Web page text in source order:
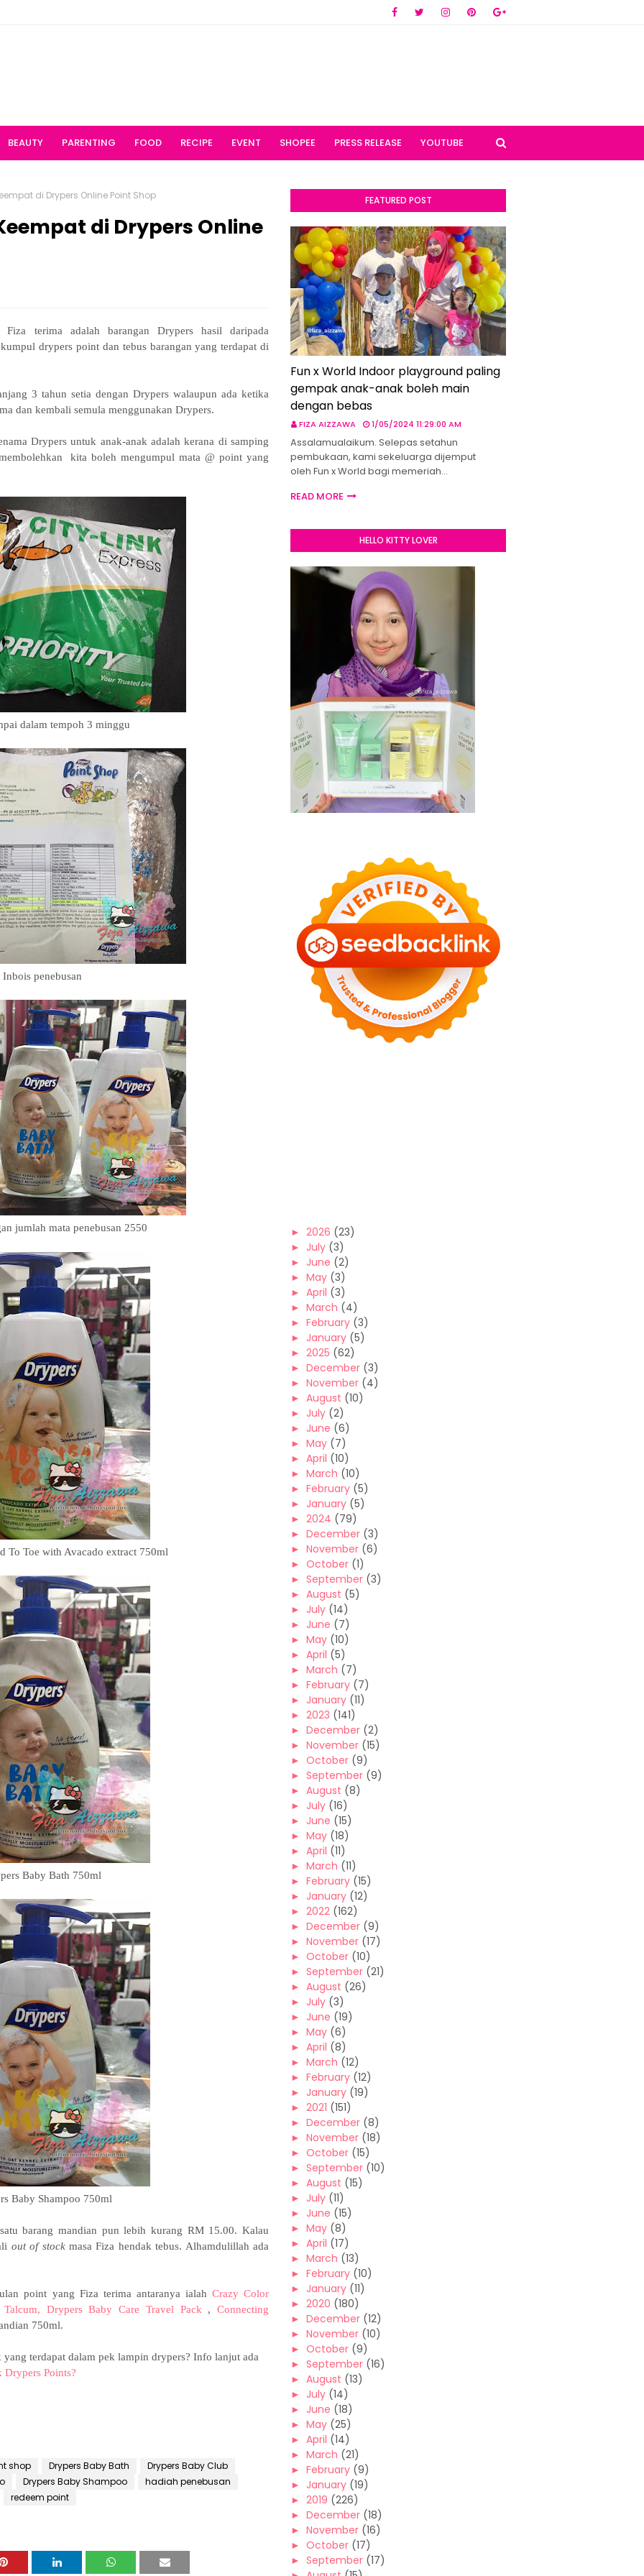
BEAUTY PARENTING FOOD RECIPE EVENT SHOPEE PRESS RELEASE YOUTUBE
di Drypers Online Point Shop
di Drypers Online
Fiza terima adalah barangan Drypers hasil daripada
drypers point dan tebus barangan yang terdapat di
3 tahun setia dengan Drypers walaupun ada ketika
dan kembali semula menggunakan Drypers.
Drypers untuk anak-anak adalah kerana di samping
kita boleh mengumpul mata @ point yang
dalam tempoh 3 minggu
Inbois penebusan
jumlah mata penebusan 2550
To Toe with Avacado extract 750ml
Baby Bath 750ml
Baby Shampoo 750ml
barang mandian pun lebih kurang RM 15.00. Kalau
out of stockmasa Fiza hendak tebus. Alhamdulillah ada
point yang Fiza terima antaranya ialah Crazy Color
Drypers Baby Care Travel Pack , Connecting
750ml.
terdapat dalam pek lampin drypers? Info lanjut ada
Points?
shop Drypers Baby Bath
Drypers Baby Club
Drypers Baby Shampoo
hadiah penebusan
redeem point
FEATURED POST
Fun x World Indoor playground paling
gempak anak-anak boleh main
dengan bebas
FIZA AIZZAWA 1/05/2024 11:29:00 AM
Assalamualaikum. Selepas setahun
pembukaan, kami sekeluarga dijemput
oleh Fun x World bagi memeriah…
READ MORE
HELLO KITTY LOVER
► 2026 (23)
► July (3)
► June (2)
► May (3)
► April (3)
► March (4)
► February (3)
► January (5)
► 2025 (62)
► December (3)
► November (4)
► August (10)
► July (2)
► June (6)
► May (7)
► April (10)
► March (10)
► February (5)
► January (5)
► 2024 (79)
► December (3)
► November (6)
► October (1)
► September (3)
► August (5)
► July (14)
► June (7)
► May (10)
► April (5)
► March (7)
► February (7)
► January (11)
► 2023 (141)
► December (2)
► November (15)
► October (9)
► September (9)
► August (8)
► July (16)
► June (15)
► May (18)
► April (11)
► March (11)
► February (15)
► January (12)
► 2022 (162)
► December (9)
► November (17)
► October (10)
► September (21)
► August (26)
► July (3)
► June (19)
► May (6)
► April (8)
► March (12)
► February (12)
► January (19)
► 2021 (151)
► December (8)
► November (18)
► October (15)
► September (10)
► August (15)
► July (11)
► June (15)
► May (8)
► April (17)
► March (13)
► February (10)
► January (11)
► 2020 (180)
► December (12)
► November (10)
► October (9)
► September (16)
► August (13)
► July (14)
► June (18)
► May (25)
► April (14)
► March (21)
► February (9)
► January (19)
► 2019 (226)
► December (18)
► November (16)
► October (17)
► September (17)